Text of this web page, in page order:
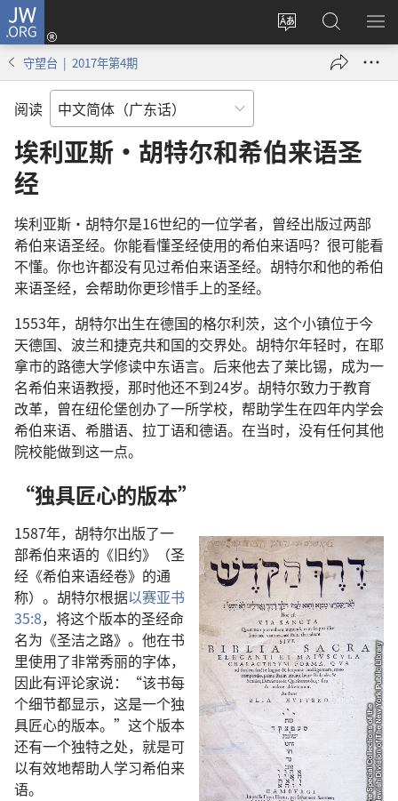
JW.ORG
更
言
登
录
（打
口）
搜
索
JW.ORG
显
守望台 | 2017年第4期
阅读
埃利亚斯·胡特尔和希伯来语圣
经
埃利亚斯·胡特尔是16世纪的一位学者，曾经出版过两部
希伯来语圣经。你能看懂圣经使用的希伯来语吗？很可能看
不懂。你也许都没有见过希伯来语圣经。胡特尔和他的希伯
来语圣经，会帮助你更珍惜手上的圣经。
1553年，胡特尔出生在德国的格尔利茨，这个小镇位于今
天德国、波兰和捷克共和国的交界处。胡特尔年轻时，在耶
拿市的路德大学修读中东语言。后来他去了莱比锡，成为一
名希伯来语教授，那时他还不到24岁。胡特尔致力于教育
改革，曾在纽伦堡创办了一所学校，帮助学生在四年内学会
希伯来语、希腊语、拉丁语和德语。在当时，没有任何其他
院校能做到这一点。
“独具匠心的版本”
1587年，胡特尔出版了一
部希伯来语的《旧约》（圣
经《希伯来语经卷》的通
称）。胡特尔根据以赛亚书
35:8，将这个版本的圣经命
名为《圣洁之路》。他在书
里使用了非常秀丽的字体，
因此有评论家说：“该书每
个细节都显示，这是一个独
具匠心的版本。”这个版本
还有一个独特之处，就是可
以有效地帮助人学习希伯来
语。